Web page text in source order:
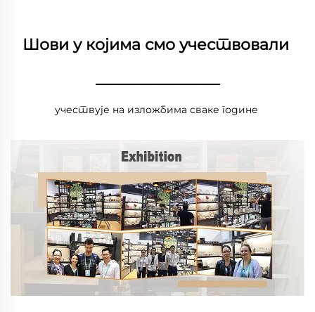
Шови у којима смо учествовали
________________
учествује на изложбима сваке године